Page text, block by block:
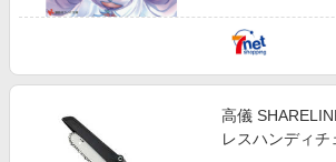
高儀
レスハンディ